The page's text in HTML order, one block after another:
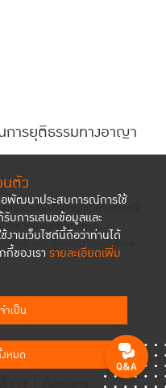
ตัว
อพัฒนาประสบการณ์การใช้
บการเสนอข้อมูลและ
งานเว็บไซต์นี้ถือว่าท่านได้
ของเรา รายละเอียดเพิ่ม
เป็น
หมด
การยุติธรรมทางอาญา
ะตัวชี้วัดด้านระยะเวลาและค่าใช้
าของคนไทยเพื่อสะท้อน
นอนาคต ผู้จัดหวังว่าหนังสือเล่...